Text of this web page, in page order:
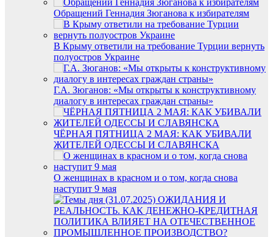
Обращений Геннадия Зюганова к избирателям
В Крыму ответили на требование Турции вернуть
полуостров Украине
Г.А. Зюганов: «Мы открыты к конструктивному
диалогу в интересах граждан страны»
ЧЁРНАЯ ПЯТНИЦА 2 МАЯ: КАК УБИВАЛИ
ЖИТЕЛЕЙ ОДЕССЫ И СЛАВЯНСКА
О женщинах в красном и о том, когда снова
наступит 9 мая